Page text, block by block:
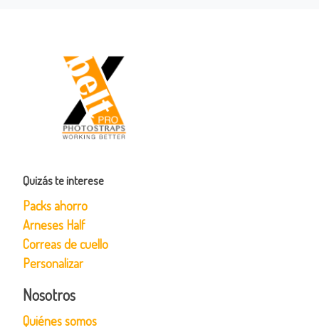
Quizás te interese
Packs ahorro
Arneses Half
Correas de cuello
Personalizar
Nosotros
Quiénes somos